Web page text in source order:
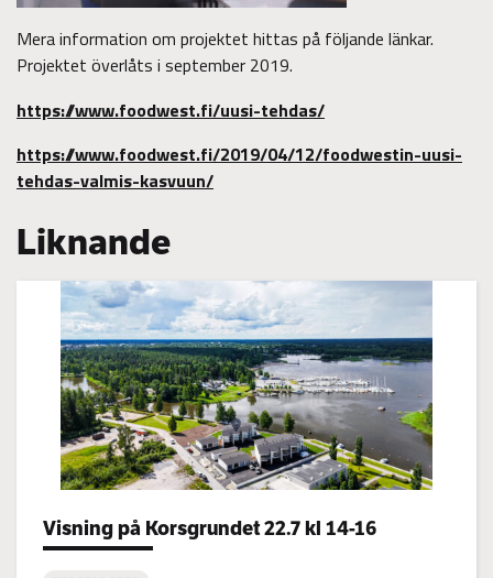
Mera information om projektet hittas på följande länkar.
Projektet överlåts i september 2019.
https://www.foodwest.fi/uusi-tehdas/
https://www.foodwest.fi/2019/04/12/foodwestin-uusi-
tehdas-valmis-kasvuun/
Liknande
Visning på Korsgrundet 22.7 kl 14-16
Categories: